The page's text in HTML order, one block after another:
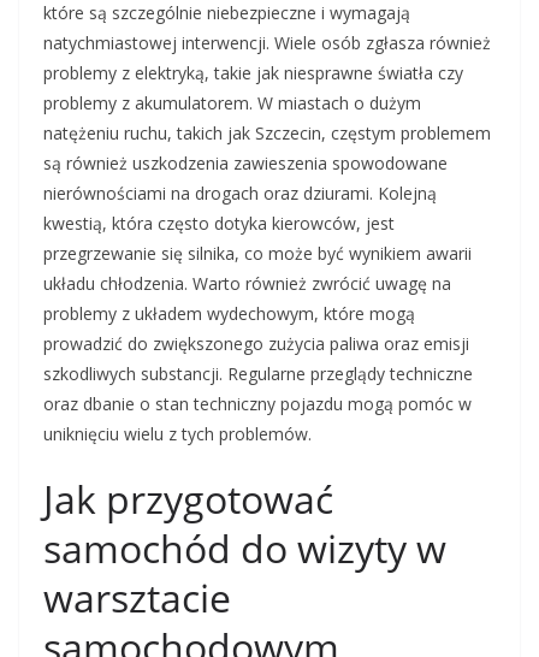
które są szczególnie niebezpieczne i wymagają
natychmiastowej interwencji. Wiele osób zgłasza również
problemy z elektryką, takie jak niesprawne światła czy
problemy z akumulatorem. W miastach o dużym
natężeniu ruchu, takich jak Szczecin, częstym problemem
są również uszkodzenia zawieszenia spowodowane
nierównościami na drogach oraz dziurami. Kolejną
kwestią, która często dotyka kierowców, jest
przegrzewanie się silnika, co może być wynikiem awarii
układu chłodzenia. Warto również zwrócić uwagę na
problemy z układem wydechowym, które mogą
prowadzić do zwiększonego zużycia paliwa oraz emisji
szkodliwych substancji. Regularne przeglądy techniczne
oraz dbanie o stan techniczny pojazdu mogą pomóc w
uniknięciu wielu z tych problemów.
Jak przygotować
samochód do wizyty w
warsztacie